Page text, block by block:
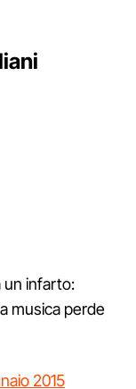
un infarto:
musica perde
2015